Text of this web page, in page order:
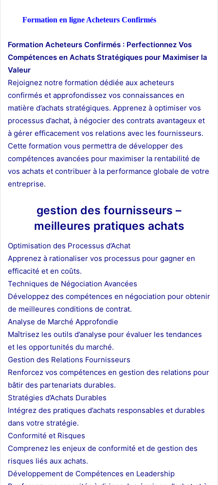
Formation en ligne Acheteurs Confirmés
Formation Acheteurs Confirmés : Perfectionnez Vos
Compétences en Achats Stratégiques pour Maximiser la
Valeur
Rejoignez notre formation dédiée aux acheteurs
confirmés et approfondissez vos connaissances en
matière d’achats stratégiques. Apprenez à optimiser vos
processus d’achat, à négocier des contrats avantageux et
à gérer efficacement vos relations avec les fournisseurs.
Cette formation vous permettra de développer des
compétences avancées pour maximiser la rentabilité de
vos achats et contribuer à la performance globale de votre
entreprise.
gestion des fournisseurs –
meilleures pratiques achats
Optimisation des Processus d’Achat
Apprenez à rationaliser vos processus pour gagner en
efficacité et en coûts.
Techniques de Négociation Avancées
Développez des compétences en négociation pour obtenir
de meilleures conditions de contrat.
Analyse de Marché Approfondie
Maîtrisez les outils d’analyse pour évaluer les tendances
et les opportunités du marché.
Gestion des Relations Fournisseurs
Renforcez vos compétences en gestion des relations pour
bâtir des partenariats durables.
Stratégies d’Achats Durables
Intégrez des pratiques d’achats responsables et durables
dans votre stratégie.
Conformité et Risques
Comprenez les enjeux de conformité et de gestion des
risques liés aux achats.
Développement de Compétences en Leadership